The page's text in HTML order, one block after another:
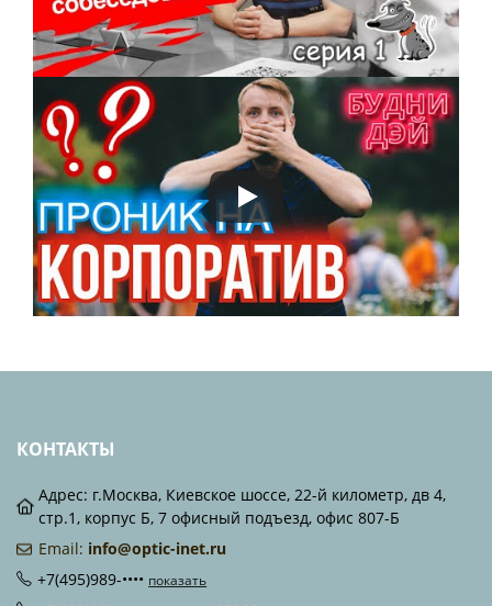
КОНТАКТЫ
Адрес: г.Москва, Киевское шоссе, 22-й километр, дв 4,
стр.1, корпус Б, 7 офисный подъезд, офис 807-Б
Email: info@optic-inet.ru
+7(495)989-•••• показать